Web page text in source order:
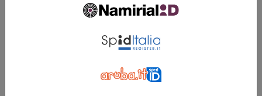
Namirial
ID
Register
ID
Aruba
ID